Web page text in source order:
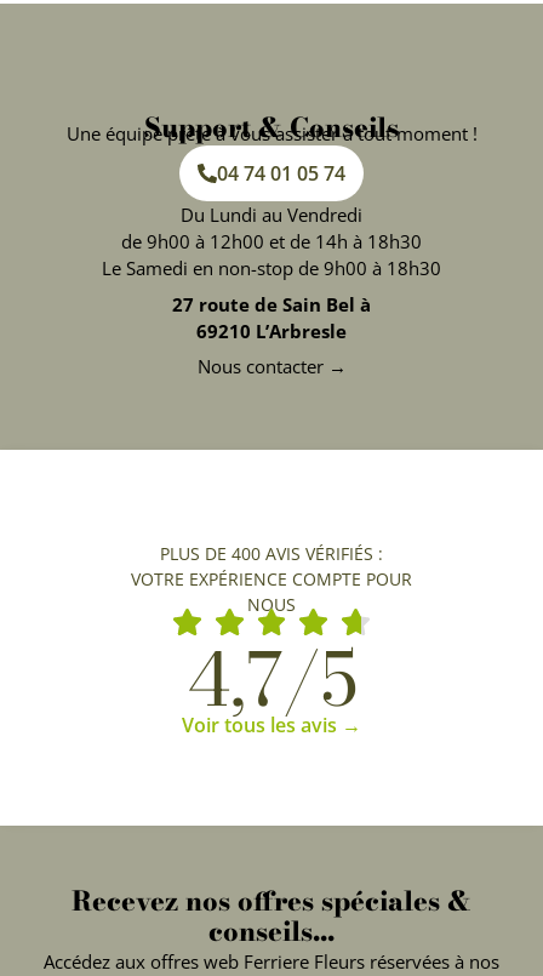
Support & Conseils
Une équipe prête à vous assister à tout moment !
04 74 01 05 74
Du Lundi au Vendredi
de 9h00 à 12h00 et de 14h à 18h30
Le Samedi en non-stop de 9h00 à 18h30
27 route de Sain Bel à
69210 L’Arbresle
Nous contacter →
PLUS DE 400 AVIS VÉRIFIÉS :
VOTRE EXPÉRIENCE COMPTE POUR
NOUS
4,7/5
Voir tous les avis →
Recevez nos offres spéciales &
conseils...
Accédez aux offres web Ferriere Fleurs réservées à nos